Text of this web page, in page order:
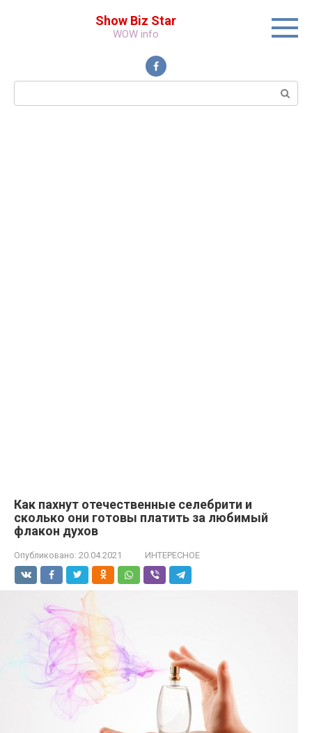
Show Biz Star
WOW info
Поиск:
Как пахнут отечественные селебрити и
сколько они готовы платить за любимый
флакон духов
Опубликовано: 20.04.2021 ИНТЕРЕСНОЕ